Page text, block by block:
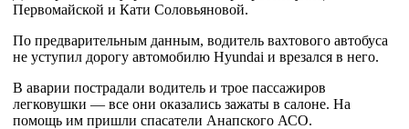
Первомайской и Кати Соловьяновой.
По предварительным данным, водитель вахтового автобуса
не уступил дорогу автомобилю Hyundai и врезался в него.
В аварии пострадали водитель и трое пассажиров
легковушки — все они оказались зажаты в салоне. На
помощь им пришли спасатели Анапского АСО.